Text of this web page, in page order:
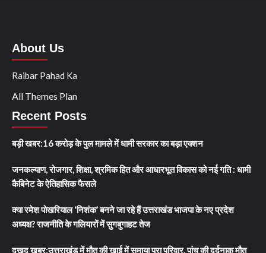
About Us
Raibar Pahad Ka
All Themes Plan
Recent Posts
बड़ी खबर:16 करोड़ के पुल मामले में धामी सरकार का बड़ा एक्शन
जनकल्याण, रोजगार, शिक्षा, श्रमिक हित और आधारभूत विकास को नई गति : धामी
कैबिनेट के ऐतिहासिक फैसले
क्या रमेश पोखरियाल ‘निशंक’ बनने जा रहे हैं उत्तराखंड भाजपा के नए प्रदेश
अध्यक्ष? राजनीति के गलियारों में सुगबुगाहट तेज
दुखद खबर:उत्तराखंड में मौत की खाई में समाया पूरा परिवार, पांच की दर्दनाक मौत